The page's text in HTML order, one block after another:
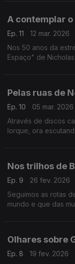
A contemplar
Ep. 11
12 mar. 2026
Nos 50 anos da
Espaço" de
Pelas ruas de
Ep. 10
05 mar. 2026
Através de discos
Iorque, ora
Nos trilhos de
Ep. 9
26 fev. 2026
Seguimos as rotas
mundo e que das
Olhares sobre
Ep. 8
19 fev. 2026